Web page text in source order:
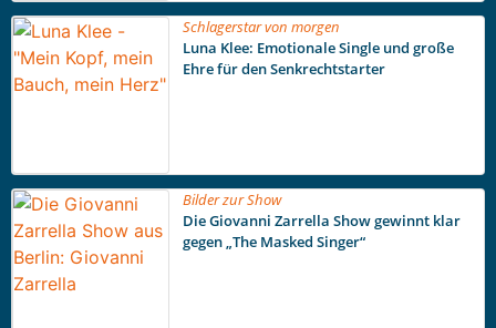
Schlagerstar von morgen
Luna Klee: Emotionale Single und große
Ehre für den Senkrechtstarter
Bilder zur Show
Die Giovanni Zarrella Show gewinnt klar
gegen „The Masked Singer“